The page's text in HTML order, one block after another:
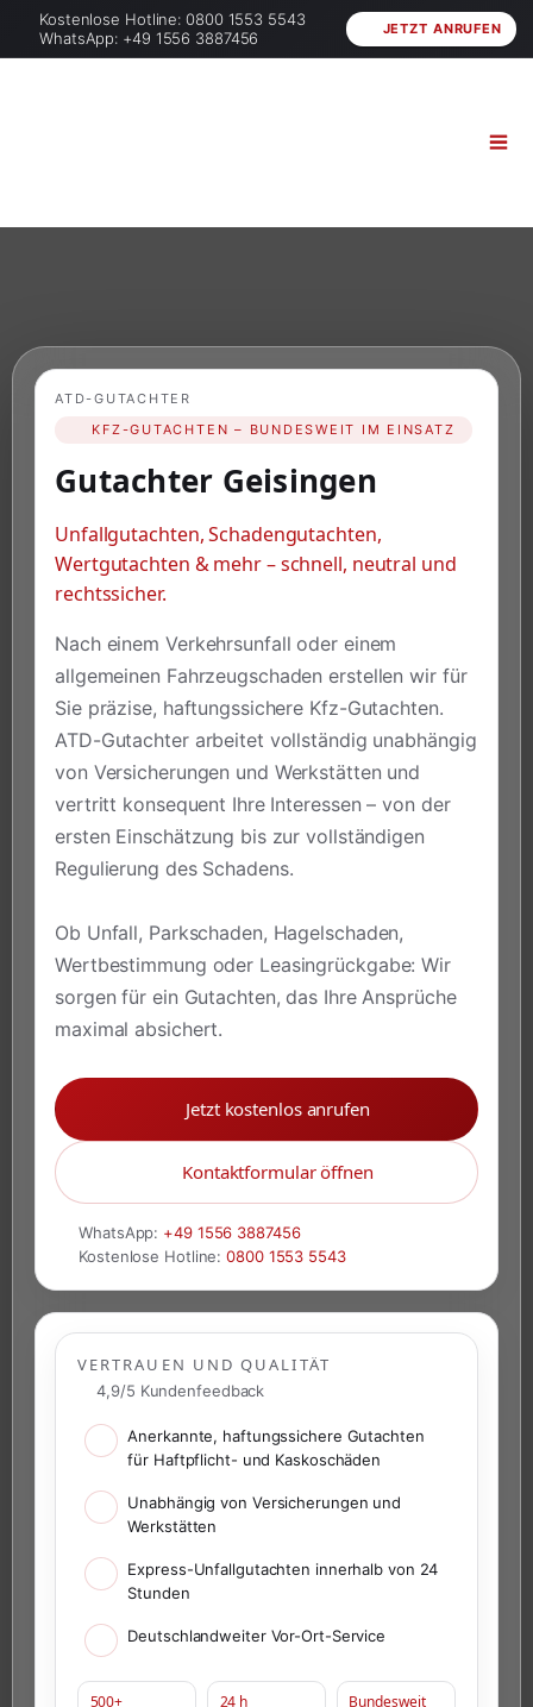
Kostenlose Hotline: 0800 1553 5543
WhatsApp: +49 1556 3887456
JETZT ANRUFEN
ATD-GUTACHTER
KFZ-GUTACHTEN – BUNDESWEIT IM EINSATZ
Gutachter Geisingen
Unfallgutachten, Schadengutachten,
Wertgutachten & mehr – schnell, neutral und
rechtssicher.
Nach einem Verkehrsunfall oder einem
allgemeinen Fahrzeugschaden erstellen wir für
Sie präzise, haftungssichere Kfz-Gutachten.
ATD-Gutachter arbeitet vollständig unabhängig
von Versicherungen und Werkstätten und
vertritt konsequent Ihre Interessen – von der
ersten Einschätzung bis zur vollständigen
Regulierung des Schadens.
Ob Unfall, Parkschaden, Hagelschaden,
Wertbestimmung oder Leasingrückgabe: Wir
sorgen für ein Gutachten, das Ihre Ansprüche
maximal absichert.
Jetzt kostenlos anrufen
Kontaktformular öffnen
WhatsApp: +49 1556 3887456
Kostenlose Hotline:0800 1553 5543
VERTRAUEN UND QUALITÄT
4,9/5 Kundenfeedback
Anerkannte, haftungssichere Gutachten
für Haftpflicht- und Kaskoschäden
Unabhängig von Versicherungen und
Werkstätten
Express-Unfallgutachten innerhalb von 24
Stunden
Deutschlandweiter Vor-Ort-Service
500+ 24 h Bundesweit